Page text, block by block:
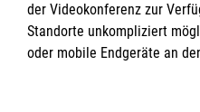
der Videokonferenz zur
Standorte unkompliziert
oder mobile Endgeräte an